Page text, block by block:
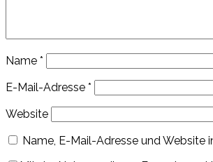
Name *
E-Mail-Adresse *
Website
Name, E-Mail-Adresse und Website